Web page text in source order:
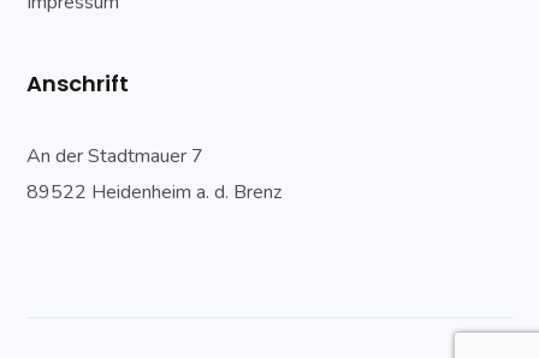
Anschrift
An der Stadtmauer 7
89522 Heidenheim a. d. Brenz